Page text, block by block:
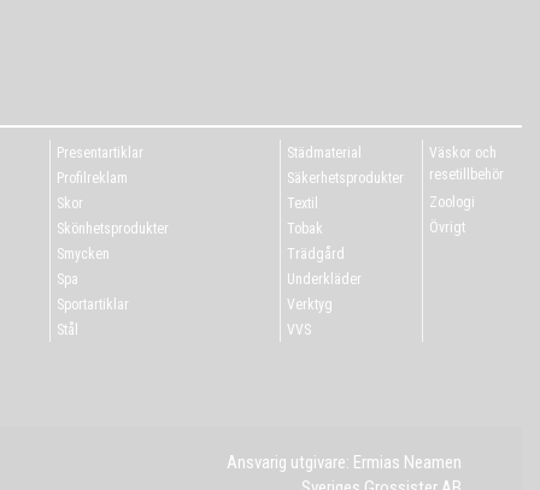
Presentartiklar
Profilreklam
Skor
Skönhetsprodukter
Smycken
Spa
Sportartiklar
Stål
Städmaterial
Säkerhetsprodukter
Textil
Tobak
Trädgård
Underkläder
Verktyg
VVS
Väskor och
resetillbehör
Zoologi
Övrigt
Ansvarig utgivare: Ermias Neamen